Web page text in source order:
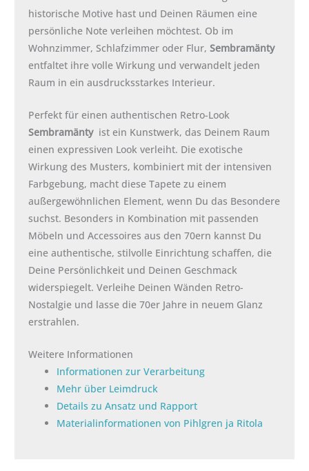
historische Motive hast und Deinen Räumen eine
persönliche Note verleihen möchtest. Ob im
Wohnzimmer, Schlafzimmer oder Flur,Sembramänty
entfaltet ihre volle Wirkung und verwandelt jeden
Raum in ein ausdrucksstarkes Interieur.
Perfekt für einen authentischen Retro-Look
Sembramäntyist ein Kunstwerk, das Deinem Raum
einen expressiven Look verleiht. Die exotische
Wirkung des Musters, kombiniert mit der intensiven
Farbgebung, macht diese Tapete zu einem
außergewöhnlichen Element, wenn Du das Besondere
suchst. Besonders in Kombination mit passenden
Möbeln und Accessoires aus den 70ern kannst Du
eine authentische, stilvolle Einrichtung schaffen, die
Deine Persönlichkeit und Deinen Geschmack
widerspiegelt. Verleihe Deinen Wänden Retro-
Nostalgie und lasse die 70er Jahre in neuem Glanz
erstrahlen.
Weitere Informationen
Informationen zur Verarbeitung
Mehr über Leimdruck
Details zu Ansatz und Rapport
Materialinformationen von Pihlgren ja Ritola